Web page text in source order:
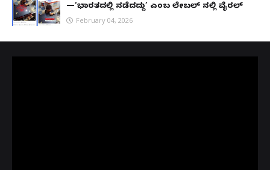
—‘ಭಾರತದಲ್ಲಿ ನಡೆದದ್ದು’ ಎಂಬ ಲೇಬಲ್ ನಲ್ಲಿ ವೈರಲ್
February 04, 2026